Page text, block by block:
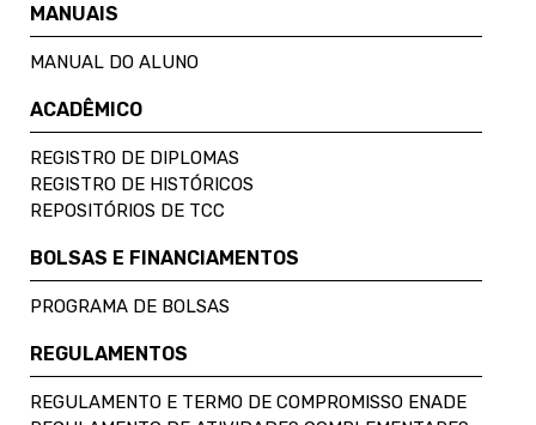
MANUAIS
MANUAL DO ALUNO
ACADÊMICO
REGISTRO DE DIPLOMAS
REGISTRO DE HISTÓRICOS
REPOSITÓRIOS DE TCC
BOLSAS E FINANCIAMENTOS
PROGRAMA DE BOLSAS
REGULAMENTOS
REGULAMENTO E TERMO DE COMPROMISSO ENADE